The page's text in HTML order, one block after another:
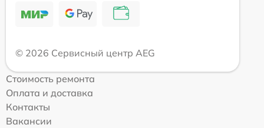
© 2026 Сервисный центр AEG
Стоимость ремонта
Оплата и доставка
Контакты
Вакансии